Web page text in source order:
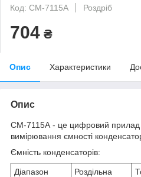
Код: CM-7115A
Роздріб
704 ₴
Опис Характеристики
Опис
СМ-7115А - це цифровий прилад
вимірювання ємності
Ємність конденсаторів:
Діапазон
Роздільна